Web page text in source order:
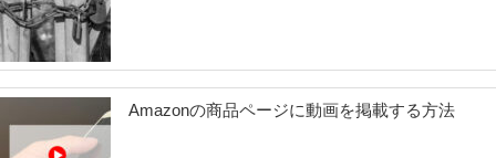
Amazonの商品ページに動画を掲載する方法